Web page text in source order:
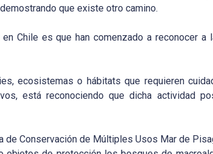
que existe otro camino.
Chile es que han comenzado a reconocer a
ecosistemas o hábitats que requieren
está reconociendo que dicha actividad
Conservación de Múltiples Usos Mar de